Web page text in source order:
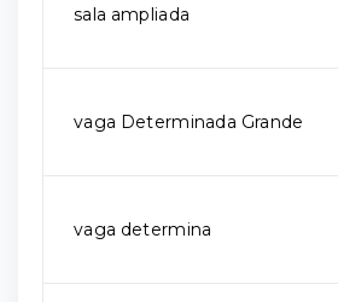
sala ampliada
vaga Determinada Grande
vaga determina